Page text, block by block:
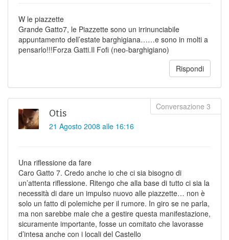
W le piazzette
Grande Gatto7, le Piazzette sono un irrinunciabile
appuntamento dell’estate barghigiana……e sono in molti a
pensarlo!!!Forza Gatti.Il Fofi (neo-barghigiano)
Rispondi
Otis
21 Agosto 2008 alle 16:16
Una riflessione da fare
Caro Gatto 7. Credo anche io che ci sia bisogno di
un’attenta riflessione. Ritengo che alla base di tutto ci sia la
necessità di dare un impulso nuovo alle piazzette… non è
solo un fatto di polemiche per il rumore. In giro se ne parla,
ma non sarebbe male che a gestire questa manifestazione,
sicuramente importante, fosse un comitato che lavorasse
d’intesa anche con i locali del Castello